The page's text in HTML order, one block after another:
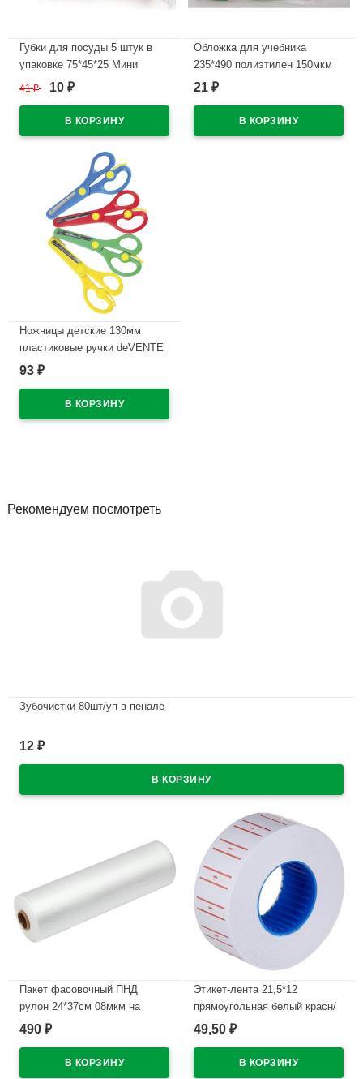
Губки для посуды 5 штук в
упаковке 75*45*25 Мини
В наличии
41₽ 10 ₽
Обложка для учебника
235*490 полиэтилен 150мкм
универсальная М арт У 235
21 ₽
Ножницы детские 130мм
пластиковые ручки deVENTE
Космо (Cosmo) с усилителем
93 ₽
Рекомендуем посмотреть
Зубочистки 80шт/уп в пенале
12 ₽
Пакет фасовочный ПНД
рулон 24*37см 08мкм на
втулке
490 ₽
Этикет-лента 21,5*12
прямоугольная белый красн/
полоса 800этикеток арт.30-
49,50 ₽